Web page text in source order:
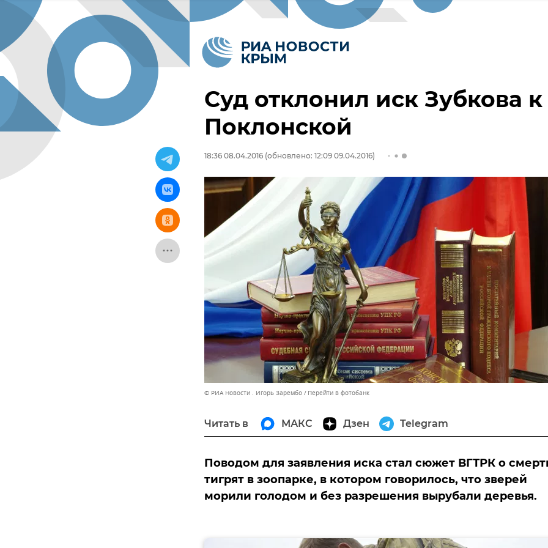
Суд отклонил иск Зубкова к
Поклонской
18:36 08.04.2016 (обновлено: 12:09 09.04.2016)
© РИА Новости . Игорь Зарембо Перейти в фотобанк
Читать в МАКС Дзен Telegram
Поводом для заявления иска стал сюжет ВГТРК о
тигрят в зоопарке, в котором говорилось, что зверей
морили голодом и без разрешения вырубали деревья.